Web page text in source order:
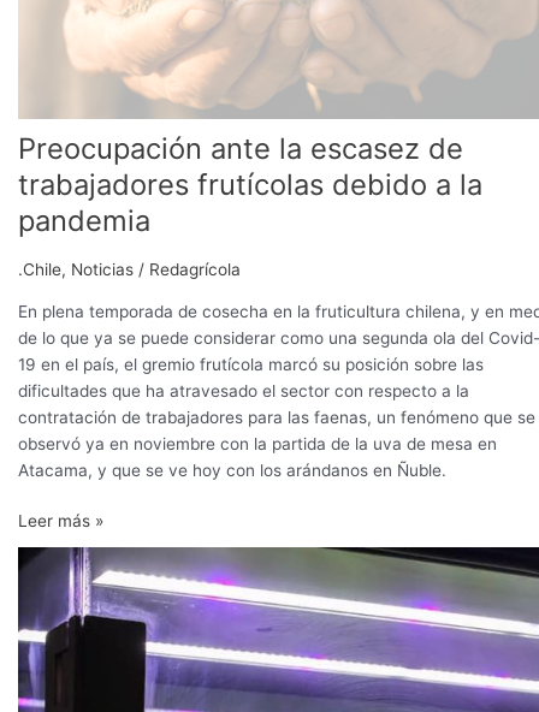
Preocupación ante la escasez de
trabajadores frutícolas debido a la
pandemia
.Chile, Noticias / Redagrícola
En plena temporada de cosecha en la fruticultura chilena, y en
de lo que ya se puede considerar como una segunda ola del Covid-
19 en el país, el gremio frutícola marcó su posición sobre las
dificultades que ha atravesado el sector con respecto a la
contratación de trabajadores para las faenas, un fenómeno que se
observó ya en noviembre con la partida de la uva de mesa en
Atacama, y que se ve hoy con los arándanos en Ñuble.
pandemia
Leer más »
Farmshelf:
‘startup’
que
ofrece
un